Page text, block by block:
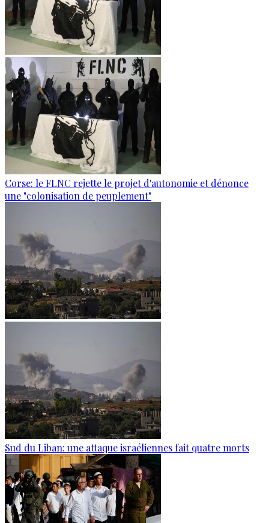
Corse: le FLNC rejette le projet d'autonomie et dénonce
une "colonisation de peuplement"
Sud du Liban: une attaque israéliennes fait quatre morts